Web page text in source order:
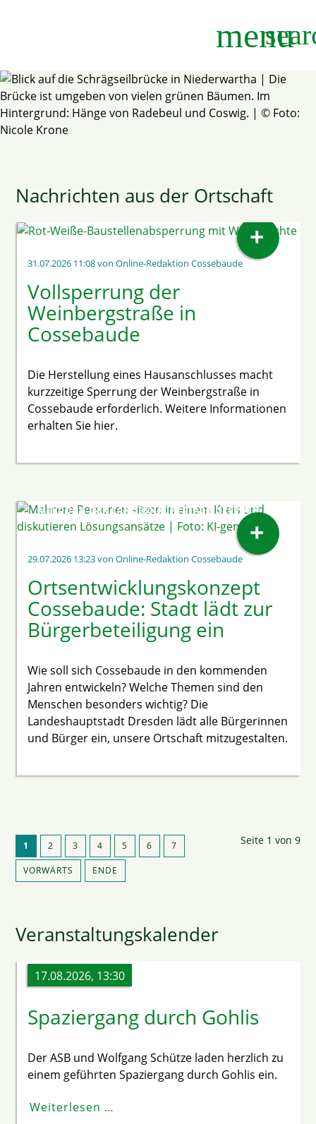
menu
Suchbegriffe SUCHEN
Nachrichten aus der Ortschaft
VERKEHRSRECHTLICHE ANORDNUNG DES STRASSEN- U
31.07.2026 11:08von Online-Redaktion Cossebaude
Vollsperrung der
Weinbergstraße in
Cossebaude
Die Herstellung eines Hausanschlusses macht
kurzzeitige Sperrung der Weinbergstraße in
Cossebaude erforderlich. Weitere Informationen
erhalten Sie hier.
+
MELDUNG DER LANDESHAUPTSTADT DRESDEN
29.07.2026 13:23von Online-Redaktion Cossebaude
Ortsentwicklungskonzept
Cossebaude: Stadt lädt zur
Bürgerbeteiligung ein
Wie soll sich Cossebaude in den kommenden
Jahren entwickeln? Welche Themen sind den
Menschen besonders wichtig? Die
Landeshauptstadt Dresden lädt alle Bürgerinnen
und Bürger ein, unsere Ortschaft mitzugestalten.
+
Seite 1 von 9
1 2 3 4 5 6 7
VORWÄRTS ENDE
Veranstaltungskalender
Spaziergang durch Gohlis
17.08.2026, 13:30
Der ASB und Wolfgang Schütze laden herzlich zu
einem geführten Spaziergang durch Gohlis ein.
Weiterlesen …